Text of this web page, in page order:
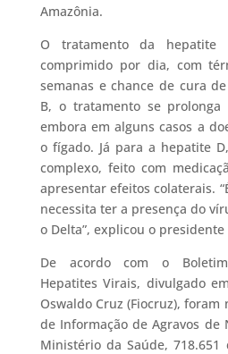
Amazônia.
O tratamento da
comprimido por dia, com
semanas e chance de cura
B, o tratamento se
embora em alguns casos a
o fígado. Já para a hepatite
complexo, feito com
apresentar efeitos colaterais.
necessita ter a presença do
o Delta”, explicou o presidente
De acordo com o
Hepatites Virais, divulgado
Oswaldo Cruz (Fiocruz), foram
de Informação de Agravos de
Ministério da Saúde, 718.651